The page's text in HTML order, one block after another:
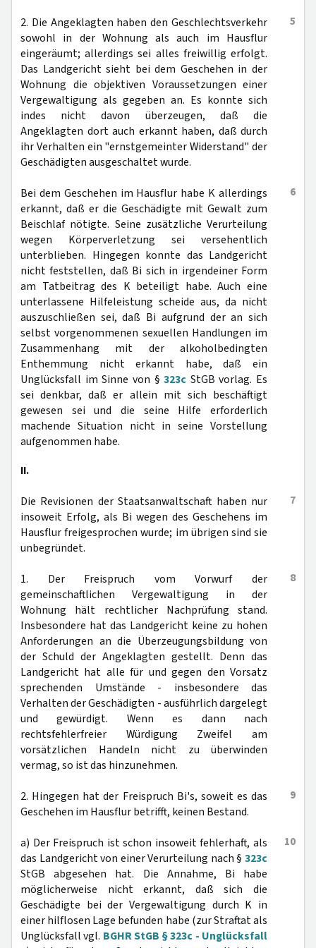
5
2. Die Angeklagten haben den Geschlechtsverkehr
sowohl in der Wohnung als auch im Hausflur
eingeräumt; allerdings sei alles freiwillig erfolgt.
Das Landgericht sieht bei dem Geschehen in der
Wohnung die objektiven Voraussetzungen einer
Vergewaltigung als gegeben an. Es konnte sich
indes nicht davon überzeugen, daß die
Angeklagten dort auch erkannt haben, daß durch
ihr Verhalten ein "ernstgemeinter Widerstand" der
Geschädigten ausgeschaltet wurde.
6
Bei dem Geschehen im Hausflur habe K allerdings
erkannt, daß er die Geschädigte mit Gewalt zum
Beischlaf nötigte. Seine zusätzliche Verurteilung
wegen Körperverletzung sei versehentlich
unterblieben. Hingegen konnte das Landgericht
nicht feststellen, daß Bi sich in irgendeiner Form
am Tatbeitrag des K beteiligt habe. Auch eine
unterlassene Hilfeleistung scheide aus, da nicht
auszuschließen sei, daß Bi aufgrund der an sich
selbst vorgenommenen sexuellen Handlungen im
Zusammenhang mit der alkoholbedingten
Enthemmung nicht erkannt habe, daß ein
Unglücksfall im Sinne von §323c StGB vorlag. Es
sei denkbar, daß er allein mit sich beschäftigt
gewesen sei und die seine Hilfe erforderlich
machende Situation nicht in seine Vorstellung
aufgenommen habe.
II.
7
Die Revisionen der Staatsanwaltschaft haben nur
insoweit Erfolg, als Bi wegen des Geschehens im
Hausflur freigesprochen wurde; im übrigen sind sie
unbegründet.
8
1. Der Freispruch vom Vorwurf der
gemeinschaftlichen Vergewaltigung in der
Wohnung hält rechtlicher Nachprüfung stand.
Insbesondere hat das Landgericht keine zu hohen
Anforderungen an die Überzeugungsbildung von
der Schuld der Angeklagten gestellt. Denn das
Landgericht hat alle für und gegen den Vorsatz
sprechenden Umstände - insbesondere das
Verhalten der Geschädigten - ausführlich dargelegt
und gewürdigt. Wenn es dann nach
rechtsfehlerfreier Würdigung Zweifel am
vorsätzlichen Handeln nicht zu überwinden
vermag, so ist das hinzunehmen.
9
2. Hingegen hat der Freispruch Bi's, soweit es das
Geschehen im Hausflur betrifft, keinen Bestand.
10
a) Der Freispruch ist schon insoweit fehlerhaft, als
das Landgericht von einer Verurteilung nach § 323c
StGB abgesehen hat. Die Annahme, Bi habe
möglicherweise nicht erkannt, daß sich die
Geschädigte bei der Vergewaltigung durch K in
einer hilflosen Lage befunden habe (zur Straftat als
Unglücksfall vgl. BGHR StGB § 323c - Unglücksfall